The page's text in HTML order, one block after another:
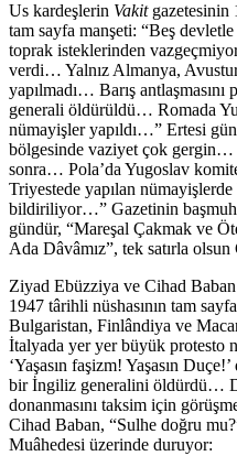
Us kardeşlerin Vakitgazetesinin
tam sayfa manşeti: “Beş
toprak isteklerinden
verdi… Yalnız Almanya,
yapılmadı… Barış
generali öldürüldü… Romada
nümayişler yapıldı…” Ertesi
bölgesinde vaziyet çok
sonra… Pola’da Yugoslav
Triyestede yapılan
bildiriliyor…” Gazetinin
gündür, “Mareşal Çakmak ve
Ada Dâvâmız”, tek satırla
Ziyad Ebüzziya ve Cihad
1947 târihli nüshasının tam
Bulgaristan, Finlândiya ve
İtalyada yer yer büyük
‘Yaşasın faşizm! Yaşasın
bir İngiliz generalini öldürdü…
donanmasını taksim için
Cihad Baban, “Sulhe doğru
Muâhedesi üzerinde duruyor: